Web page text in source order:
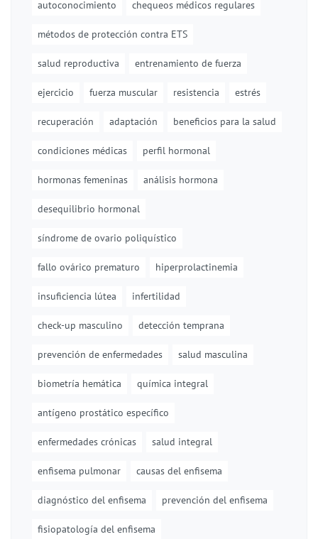
autoconocimiento chequeos médicos regulares
métodos de protección contra ETS
salud reproductiva entrenamiento de fuerza
ejercicio fuerza muscular resistencia estrés
recuperación adaptación beneficios para la salud
condiciones médicas perfil hormonal
hormonas femeninas análisis hormona
desequilibrio hormonal
síndrome de ovario poliquístico
fallo ovárico prematuro hiperprolactinemia
insuficiencia lútea infertilidad
check-up masculino detección temprana
prevención de enfermedades salud masculina
biometría hemática química integral
antígeno prostático específico
enfermedades crónicas salud integral
enfisema pulmonar causas del enfisema
diagnóstico del enfisema prevención del enfisema
fisiopatología del enfisema